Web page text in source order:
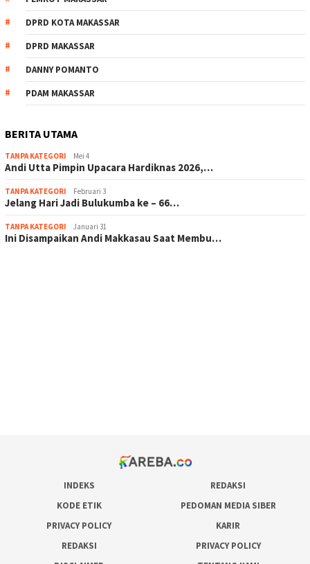
DPRD KOTA MAKASSAR
DPRD MAKASSAR
DANNY POMANTO
PDAM MAKASSAR
BERITA UTAMA
TANPA KATEGORI Mei 4
Andi Utta Pimpin Upacara Hardiknas 2026,…
TANPA KATEGORI Februari 3
Jelang Hari Jadi Bulukumba ke – 66…
TANPA KATEGORI Januari 31
Ini Disampaikan Andi Makkasau Saat Membu…
INDEKS
REDAKSI
KODE ETIK
PEDOMAN MEDIA SIBER
PRIVACY POLICY
KARIR
REDAKSI
PRIVACY POLICY